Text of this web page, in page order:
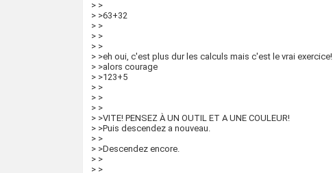
> >
> >63+32
> >
> >
> >
> >eh oui, c'est plus dur les calculs mais c'est le vrai exercice!
> >alors courage
> >123+5
> >
> >
> >
> >VITE! PENSEZ À UN OUTIL ET A UNE COULEUR!
> >Puis descendez a nouveau.
> >
> >Descendez encore.
> >
> >